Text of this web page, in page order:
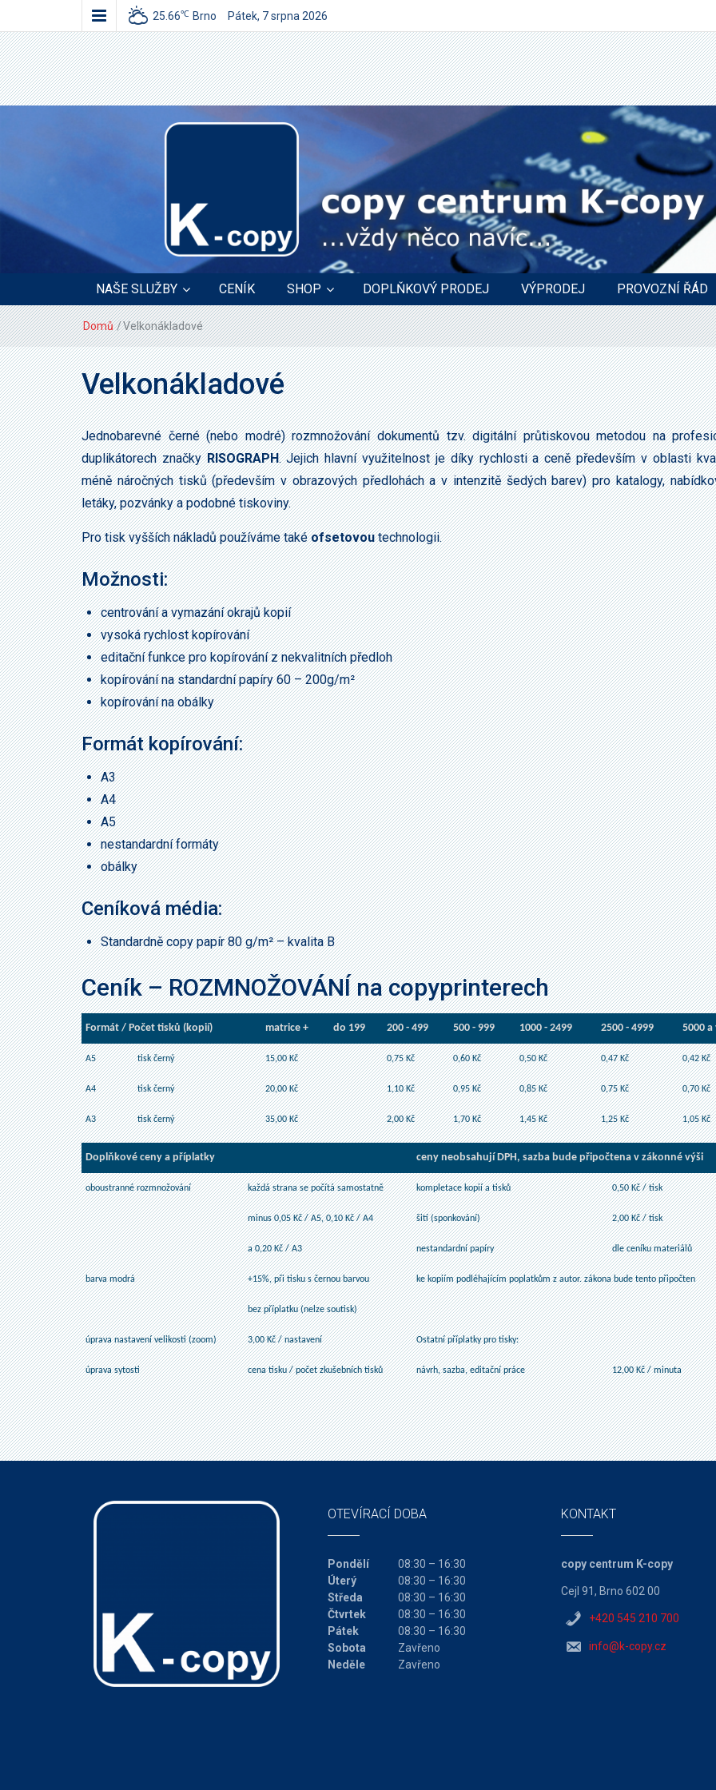
25.66℃ Brno Pátek, 7 srpna 2026
copy centrum K-copy
…vždy něco navíc…
NAŠE SLUŽBY CENÍK SHOP DOPLŇKOVÝ PRODEJ VÝPRODEJ PROVOZNÍ ŘÁD
Domů /Velkonákladové
Velkonákladové
Jednobarevné černé (nebo modré) rozmnožování dokumentů tzv. digitální průtiskovou metodou na
duplikátorech značkyRISOGRAPH. Jejich hlavní využitelnost je díky rychlosti a ceně především v oblasti
méně náročných tisků (především v obrazových předlohách a v intenzitě šedých barev) pro katalogy,
letáky, pozvánky a podobné tiskoviny.
Pro tisk vyšších nákladů používáme takéofsetovoutechnologii.
Možnosti:
centrování a vymazání okrajů kopií
vysoká rychlost kopírování
editační funkce pro kopírování z nekvalitních předloh
kopírování na standardní papíry 60 – 200g/m²
kopírování na obálky
Formát kopírování:
A3
A4
A5
nestandardní formáty
obálky
Ceníková média:
Standardně copy papír 80 g/m² – kvalita B
Ceník – ROZMNOŽOVÁNÍ na copyprinterech
Formát / Počet tisků (kopií) matrice + do 199 200 - 499 500 - 999 1000 - 2499 2500 - 4999 5000 a
A5 tisk černý 15,00 Kč 0,75 Kč 0,60 Kč 0,50 Kč 0,47 Kč 0,42 Kč
A4 tisk černý 20,00 Kč 1,10 Kč 0,95 Kč 0,85 Kč 0,75 Kč 0,70 Kč
A3 tisk černý 35,00 Kč 2,00 Kč 1,70 Kč 1,45 Kč 1,25 Kč 1,05 Kč
Doplňkové ceny a příplatky ceny neobsahují DPH, sazba bude připočtena v zákonné výši
oboustranné rozmnožování každá strana se počítá samostatně kompletace kopií a tisků 0,50 Kč / tisk
minus 0,05 Kč / A5, 0,10 Kč / A4 šití (sponkování) 2,00 Kč / tisk
a 0,20 Kč / A3 nestandardní papíry dle ceníku materiálů
barva modrá +15%, při tisku s černou barvou ke kopiím podléhajícím poplatkům z autor. zákona bude tento připočten
bez příplatku (nelze soutisk)
úprava nastavení velikosti (zoom) 3,00 Kč / nastavení Ostatní příplatky pro tisky:
úprava sytosti cena tisku / počet zkušebních tisků návrh, sazba, editační práce 12,00 Kč / minuta
OTEVÍRACÍ DOBA
Pondělí
08:30 – 16:30
Úterý
08:30 – 16:30
Středa
08:30 – 16:30
Čtvrtek
08:30 – 16:30
Pátek
08:30 – 16:30
Sobota
Zavřeno
Neděle
Zavřeno
KONTAKT
copy centrum K-copy
Cejl 91, Brno 602 00
+420 545 210 700
info@k-copy.cz